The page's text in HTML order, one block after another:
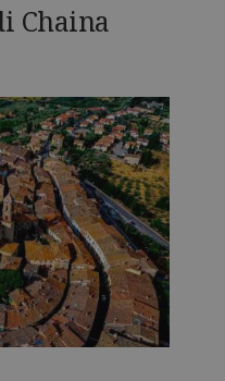
Chaina